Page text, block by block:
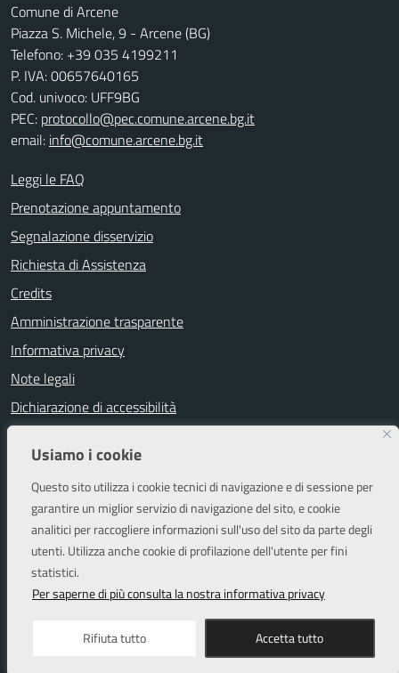
Usiamo i cookie
Questo sito utilizza i cookie tecnici di navigazione e di sessione per
garantire un miglior servizio di navigazione del sito, e cookie
analitici per raccogliere informazioni sull'uso del sito da parte degli
utenti. Utilizza anche cookie di profilazione dell'utente per fini
statistici.
Per saperne di più consulta la nostra informativa privacy
Rifiuta tutto Accetta tutto
Comune di Arcene
Piazza S. Michele, 9 - Arcene (BG)
Telefono: +39 035 4199211
P. IVA: 00657640165
Cod. univoco: UFF9BG
PEC: protocollo@pec.comune.arcene.bg.it
email: info@comune.arcene.bg.it
Leggi le FAQ
Prenotazione appuntamento
Segnalazione disservizio
Richiesta di Assistenza
Credits
Amministrazione trasparente
Informativa privacy
Note legali
Dichiarazione di accessibilità
Attuazione misure PNRR
Piano di miglioramento del sito
SEGUICI SU
Facebook Instagram